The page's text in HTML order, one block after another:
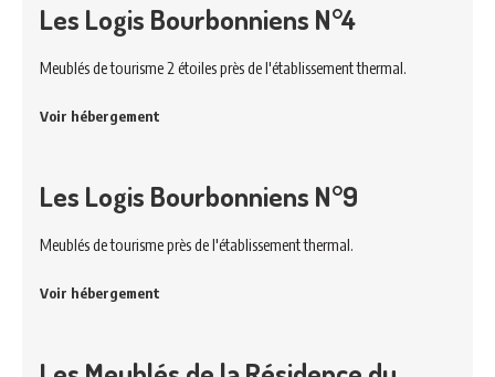
Les Logis Bourbonniens N°4
Meublés de tourisme 2 étoiles près de l'établissement thermal.
Voir hébergement
Les Logis Bourbonniens N°9
Meublés de tourisme près de l'établissement thermal.
Voir hébergement